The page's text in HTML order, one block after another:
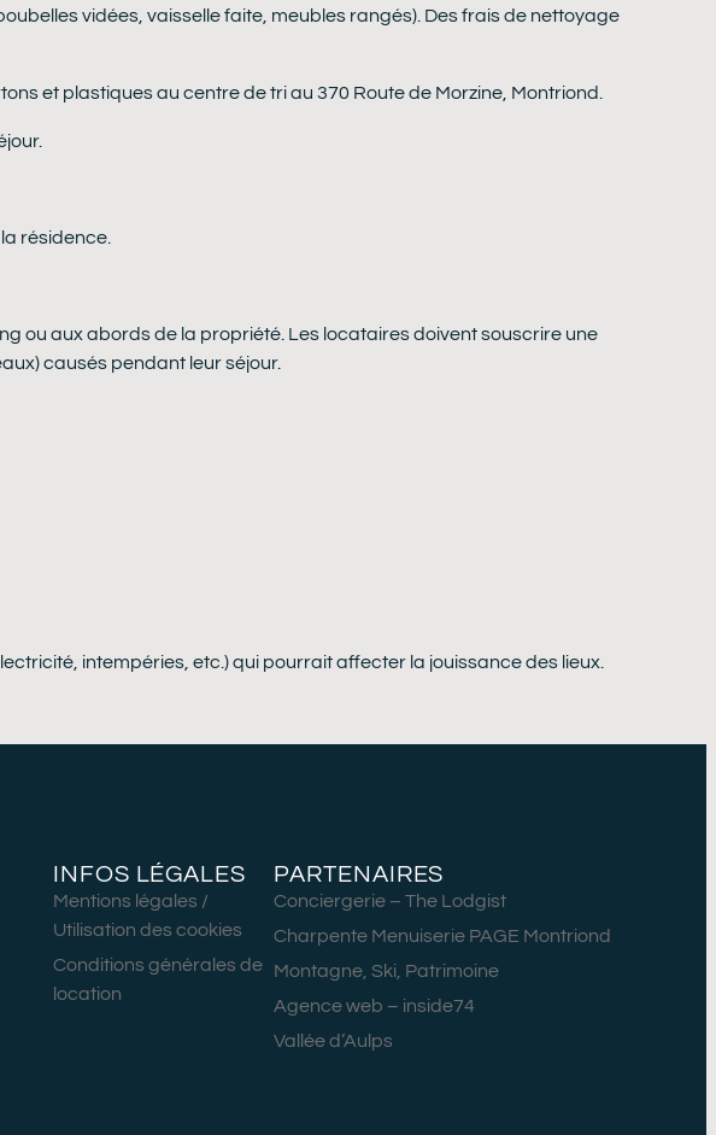
vidées, vaisselle faite, meubles rangés). Des frais de nettoyage
et plastiques au centre de tri au 370 Route de Morzine, Montriond.
résidence.
ou aux abords de la propriété. Les locataires doivent souscrire une
causés pendant leur séjour.
intempéries, etc.) qui pourrait affecter la jouissance des lieux.
INFOS LÉGALES
Mentions légales /
Utilisation des cookies
Conditions générales de
location
PARTENAIRES
Conciergerie – The Lodgist
Charpente Menuiserie PAGE Montriond
Montagne, Ski, Patrimoine
Agence web – inside74
Vallée d’Aulps